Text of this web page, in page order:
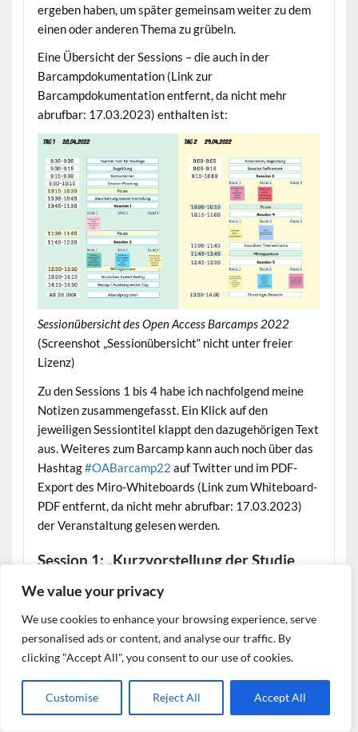
We value your privacy
We use cookies to enhance your browsing experience, serve
personalised ads or content, and analyse our traffic. By
clicking "Accept All", you consent to our use of cookies.
Customise Reject All Accept All
ergeben haben, um später gemeinsam weiter zu dem
einen oder anderen Thema zu grübeln.
Eine Übersicht der Sessions – die auch in der
Barcampdokumentation (Link zur
Barcampdokumentation entfernt, da nicht mehr
abrufbar: 17.03.2023) enthalten ist:
Sessionübersicht des Open Access Barcamps 2022
(Screenshot „Sessionübersicht“ nicht unter freier
Lizenz)
Zu den Sessions 1 bis 4 habe ich nachfolgend meine
Notizen zusammengefasst. Ein Klick auf den
jeweiligen Sessiontitel klappt den dazugehörigen Text
aus. Weiteres zum Barcamp kann auch noch über das
Hashtag#OABarcamp22 auf Twitter und im PDF-
Export des Miro-Whiteboards (Link zum Whiteboard-
PDF entfernt, da nicht mehr abrufbar: 17.03.2023)
der Veranstaltung gelesen werden.
Session 1: „Kurzvorstellung der Studie
David Hopf (TIB Hannover) gab im Rahmen des Open
Access Barcamps einen Einblick in das Vorgehen und
einige wesentliche Ergebnisse der Studie „Wirkungen
von Open Access. Literaturstudie über empirische
Arbeiten 2010-2021“. Die TIB arbeitete an dieser im
Auftrag des Bundesministeriums für Bildung und
Forschung (BMBF).
Website weiterhin nutzt, stimmst du der Verwendung von Cookies zu.
Weitere Informationen, beispielsweise zur Kontrolle von Cookies, findest